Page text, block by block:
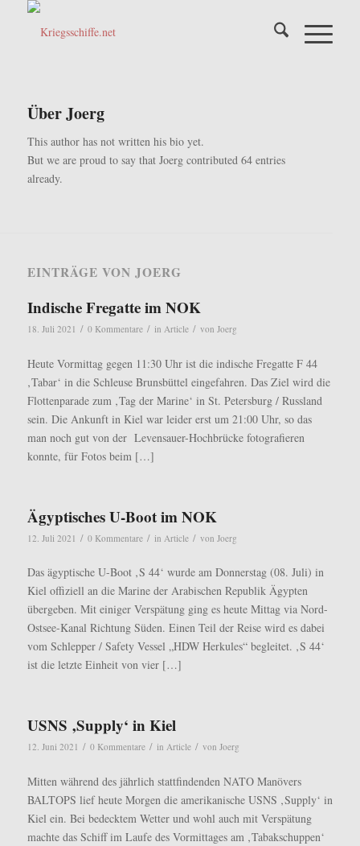
ÜberJoerg
This author has not written his bio yet.
But we are proud to say that Joergcontributed 64 entries
already.
EINTRÄGE VON JOERG
Indische Fregatte im NOK
18. Juli 2021 / 0 Kommentare / in Article / von Joerg
Heute Vormittag gegen 11:30 Uhr ist die indische Fregatte F 44
‚Tabar‘ in die Schleuse Brunsbüttel eingefahren. Das Ziel wird die
Flottenparade zum ‚Tag der Marine‘ in St. Petersburg / Russland
sein. Die Ankunft in Kiel war leider erst um 21:00 Uhr, so das
man noch gut von der Levensauer-Hochbrücke fotografieren
konnte, für Fotos beim […]
Ägyptisches U-Boot im NOK
12. Juli 2021 / 0 Kommentare / in Article / von Joerg
Das ägyptische U-Boot ‚S 44‘ wurde am Donnerstag (08. Juli) in
Kiel offiziell an die Marine der Arabischen Republik Ägypten
übergeben. Mit einiger Verspätung ging es heute Mittag via Nord-
Ostsee-Kanal Richtung Süden. Einen Teil der Reise wird es dabei
vom Schlepper / Safety Vessel „HDW Herkules“ begleitet. ‚S 44‘
ist die letzte Einheit von vier […]
USNS ‚Supply‘ in Kiel
12. Juni 2021 / 0 Kommentare / in Article / von Joerg
Mitten während des jährlich stattfindenden NATO Manövers
BALTOPS lief heute Morgen die amerikanische USNS ‚Supply‘ in
Kiel ein. Bei bedecktem Wetter und wohl auch mit Verspätung
machte das Schiff im Laufe des Vormittages am ‚Tabakschuppen‘